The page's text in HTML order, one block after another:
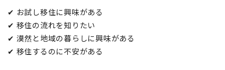
✔︎ お試し移住に興味がある
✔︎ 移住の流れを知りたい
✔︎ 漠然と地域の暮らしに興味がある
✔︎ 移住するのに不安がある